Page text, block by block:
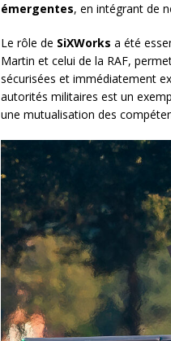
émergentes, en intégrant de
Le rôle de SiXWorks a été
Martin et celui de la RAF,
sécurisées et immédiatement
autorités militaires est un
une mutualisation des